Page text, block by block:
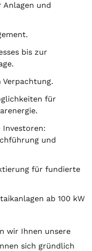
Anlagen und
bis zur
für
Investoren:
und
für fundierte
ab 100 kW
wir Ihnen unsere
sich gründlich